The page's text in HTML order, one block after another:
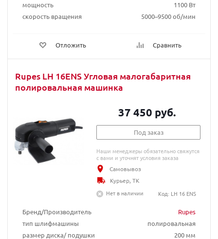
мощность
1100 Вт
скорость вращения
5000–9500 об/мин
Отложить Сравнить
Rupes LH 16ENS Угловая малогабаритная
полировальная машинка
Бренд/Производитель
Rupes
тип шлифмашины
полировальная
размер диска/ подушки
200 мм
37 450 руб.
Под заказ
Наши менеджеры обязательно свяжутся
с вами и уточнят условия заказа
Самовывоз
Курьер, ТК
Нет в наличии
Код: LH 16 ENS